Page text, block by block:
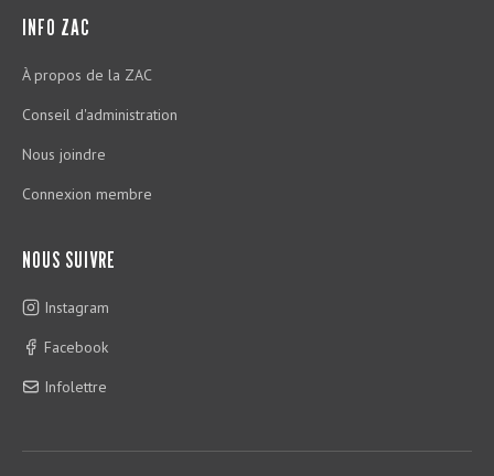
INFO ZAC
À propos de la ZAC
Conseil d'administration
Nous joindre
Connexion membre
NOUS SUIVRE
Instagram
Facebook
Infolettre